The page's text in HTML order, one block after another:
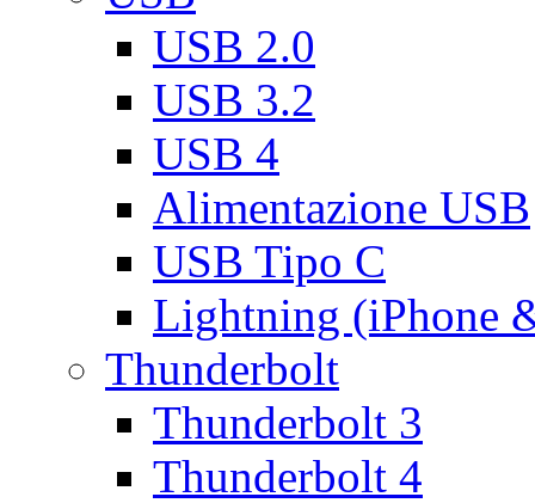
USB 2.0
USB 3.2
USB 4
Alimentazione USB
USB Tipo C
Lightning (iPhone
Thunderbolt
Thunderbolt 3
Thunderbolt 4